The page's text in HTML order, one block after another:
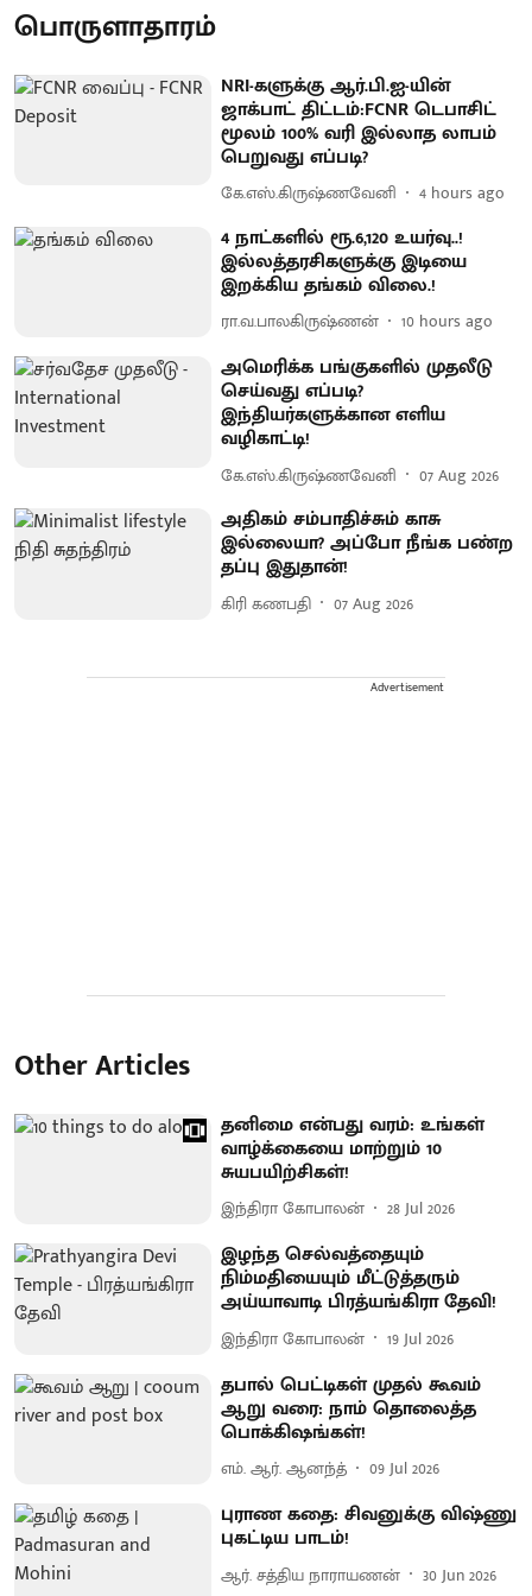
பொருளாதாரம்
NRI-களுக்கு ஆர்.பி.ஐ-யின்
ஜாக்பாட் திட்டம்:FCNR டெபாசிட்
மூலம் 100% வரி இல்லாத லாபம்
பெறுவது எப்படி?
கே.எஸ்.கிருஷ்ணவேனி 4 hours ago
4 நாட்களில் ரூ.6,120 உயர்வு..!
இல்லத்தரசிகளுக்கு இடியை
இறக்கிய தங்கம் விலை.!
ரா.வ.பாலகிருஷ்ணன் 10 hours ago
அமெரிக்க பங்குகளில் முதலீடு
செய்வது எப்படி?
இந்தியர்களுக்கான எளிய
வழிகாட்டி!
கே.எஸ்.கிருஷ்ணவேனி 07 Aug 2026
அதிகம் சம்பாதிச்சும் காசு
இல்லையா? அப்போ நீங்க பண்ற
தப்பு இதுதான்!
கிரி கணபதி 07 Aug 2026
Advertisement
Other Articles
தனிமை என்பது வரம்: உங்கள்
வாழ்க்கையை மாற்றும் 10
சுயபயிற்சிகள்!
இந்திரா கோபாலன் 28 Jul 2026
இழந்த செல்வத்தையும்
நிம்மதியையும் மீட்டுத்தரும்
அய்யாவாடி பிரத்யங்கிரா தேவி!
இந்திரா கோபாலன் 19 Jul 2026
தபால் பெட்டிகள் முதல் கூவம்
ஆறு வரை: நாம் தொலைத்த
பொக்கிஷங்கள்!
எம். ஆர். ஆனந்த் 09 Jul 2026
புராண கதை: சிவனுக்கு விஷ்ணு
புகட்டிய பாடம்!
ஆர். சத்திய நாராயணன் 30 Jun 2026